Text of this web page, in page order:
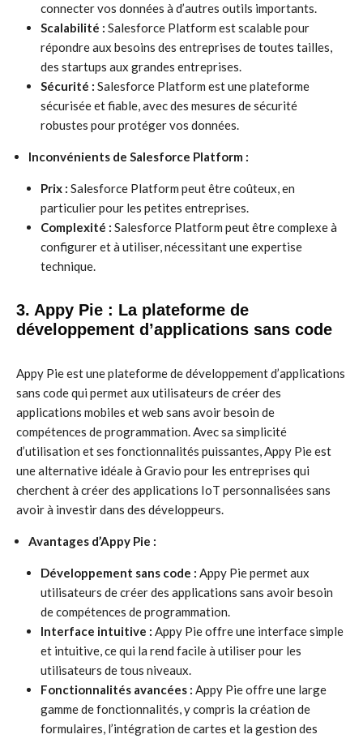
connecter vos données à d’autres outils importants.
Scalabilité : Salesforce Platform est scalable pour
répondre aux besoins des entreprises de toutes tailles,
des startups aux grandes entreprises.
Sécurité : Salesforce Platform est une plateforme
sécurisée et fiable, avec des mesures de sécurité
robustes pour protéger vos données.
Inconvénients de Salesforce Platform :
Prix : Salesforce Platform peut être coûteux, en
particulier pour les petites entreprises.
Complexité : Salesforce Platform peut être complexe à
configurer et à utiliser, nécessitant une expertise
technique.
3. Appy Pie : La plateforme de
développement d’applications sans code
Appy Pie est une plateforme de développement d’applications
sans code qui permet aux utilisateurs de créer des
applications mobiles et web sans avoir besoin de
compétences de programmation. Avec sa simplicité
d’utilisation et ses fonctionnalités puissantes, Appy Pie est
une alternative idéale à Gravio pour les entreprises qui
cherchent à créer des applications IoT personnalisées sans
avoir à investir dans des développeurs.
Avantages d’Appy Pie :
Développement sans code : Appy Pie permet aux
utilisateurs de créer des applications sans avoir besoin
de compétences de programmation.
Interface intuitive : Appy Pie offre une interface simple
et intuitive, ce qui la rend facile à utiliser pour les
utilisateurs de tous niveaux.
Fonctionnalités avancées : Appy Pie offre une large
gamme de fonctionnalités, y compris la création de
formulaires, l’intégration de cartes et la gestion des